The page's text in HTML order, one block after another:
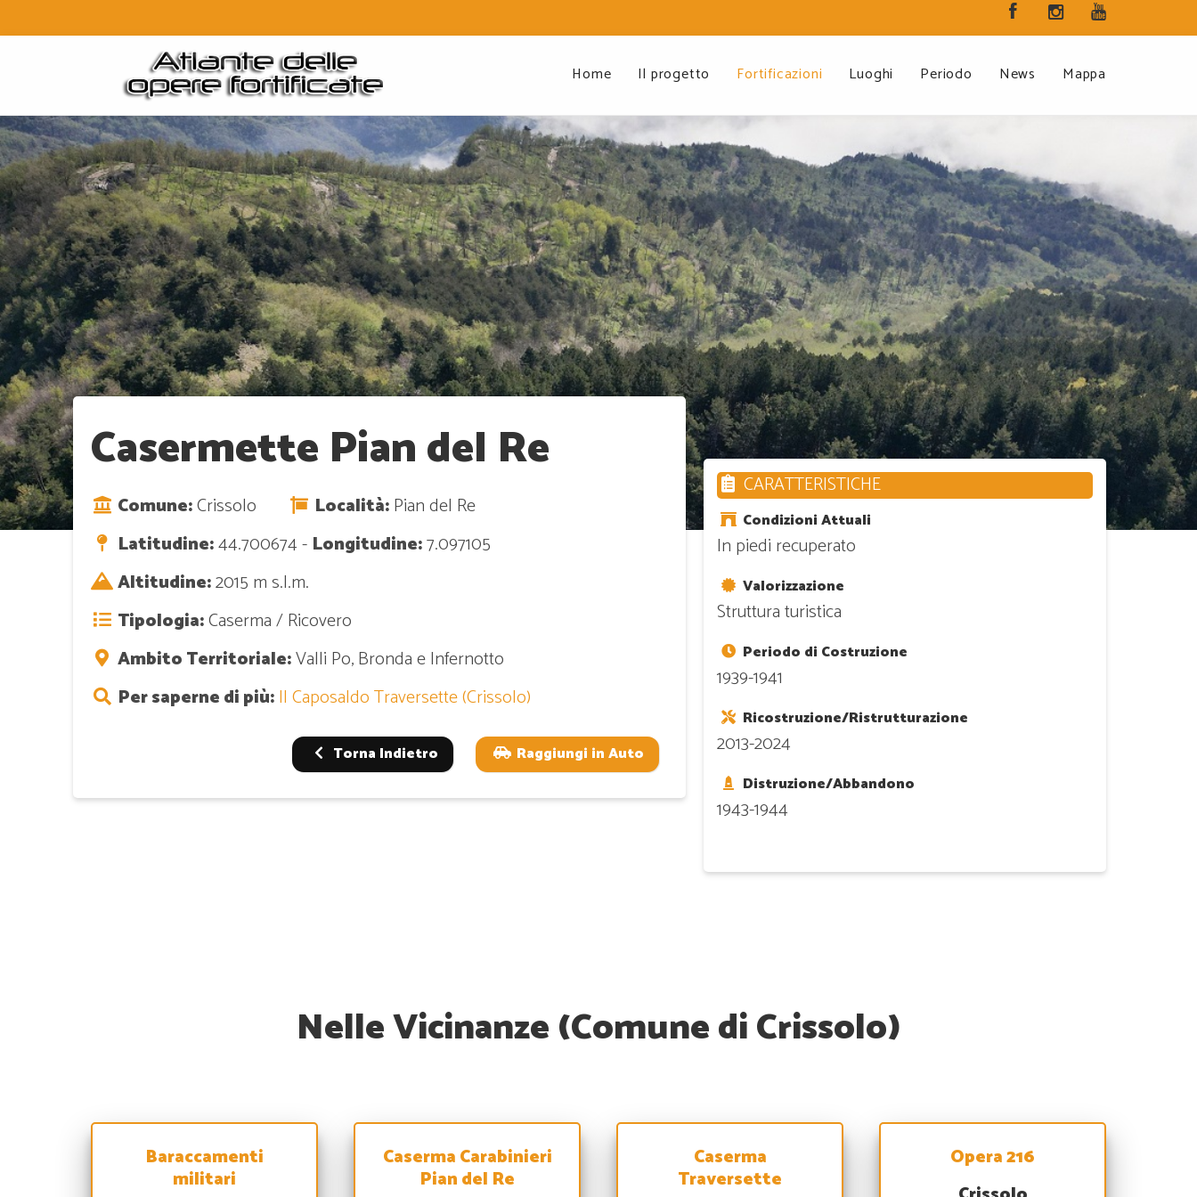
Home Il progetto Fortificazioni Luoghi Periodo News Mappa
Casermette Pian del Re
Comune:Crissolo Località:Pian del Re
Latitudine:44.700674 - Longitudine:7.097105
Altitudine:2015 m s.l.m.
Tipologia:Caserma / Ricovero
Ambito Territoriale:Valli Po, Bronda e Infernotto
Per saperne di più:Il Caposaldo Traversette (Crissolo)
Torna Indietro Raggiungi in Auto
CARATTERISTICHE
Condizioni Attuali
In piedi recuperato
Valorizzazione
Struttura turistica
Periodo di Costruzione
1939-1941
Ricostruzione/Ristrutturazione
2013-2024
Distruzione/Abbandono
1943-1944
Nelle Vicinanze (Comune di Crissolo)
Baraccamenti
militari
Caserma Carabinieri
Pian del Re
Caserma
Traversette
Opera 216